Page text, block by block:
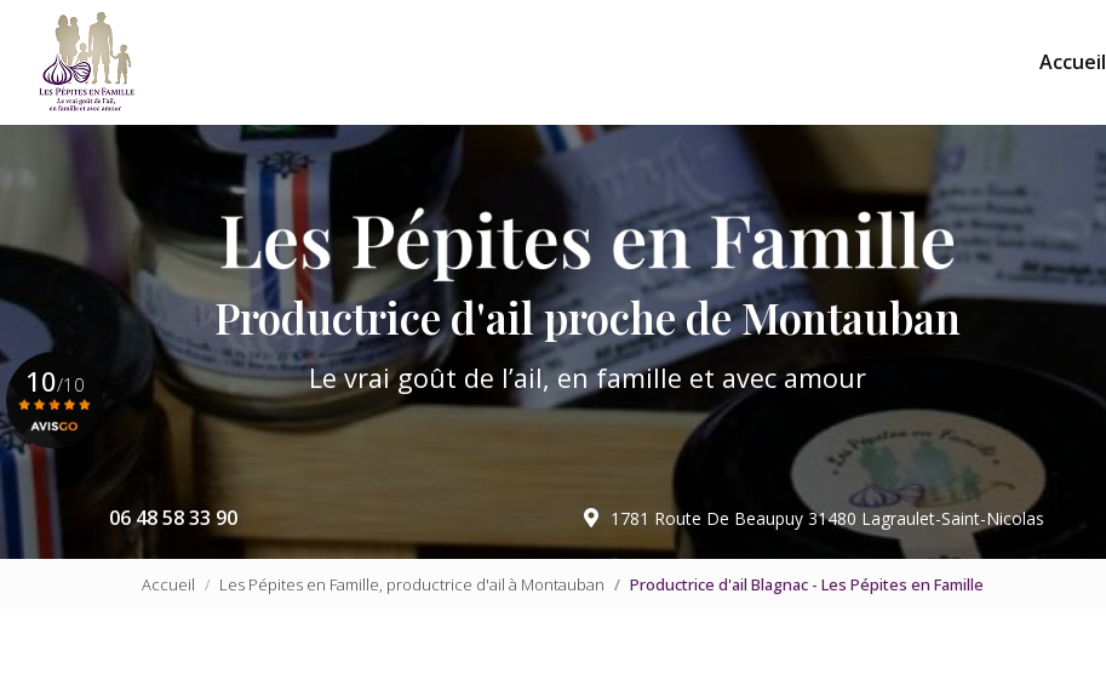
contenu
principal
Accueil
Productrice d'ail proche de Montauban
Le vrai goût de l’ail, en famille et avec amour
06 48 58 33 90 1781 Route De Beaupuy 31480 Lagraulet-Saint-Nicolas
10/10
Voir le certificat
Accueil Les Pépites en Famille, productrice d'ail à Montauban Productrice d'ail Blagnac - Les Pépites en Famille